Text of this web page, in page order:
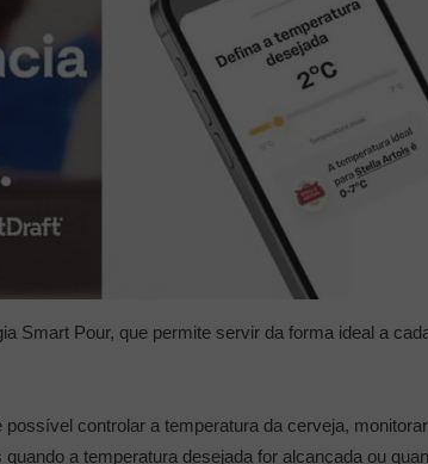
Smart Pour, que permite servir da forma ideal a
controlar a temperatura da cerveja,
a temperatura desejada for alcançada ou